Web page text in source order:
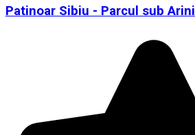
Patinoar Sibiu - Parcul sub Arini